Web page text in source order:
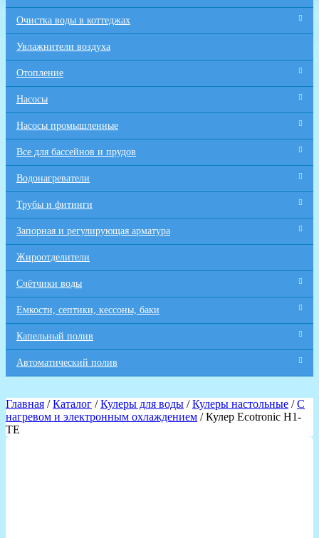
Очистка воды в коттеджах
Увлажнители воздуха
Отопление
Насосы
Насосы промышленные
Все для бaссейнов и прудов
Водонагреватели
Трубы и фитинги
Запорная и регулирующая арматура
Жироотделители
Счётчики воды
Емкости, септики, кессоны, баки
Капельный полив
Автоматический полив
Главная /Каталог /Кулеры для воды /Кулеры настольные /С
нагревом и электронным охлаждением / Кулер Ecotronic H1-
TE